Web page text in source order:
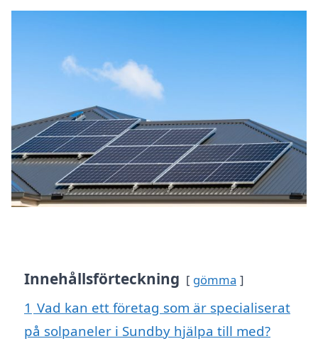
Innehållsförteckning gömma
1 Vad kan ett företag som är specialiserat
på solpaneler i Sundby hjälpa till med?